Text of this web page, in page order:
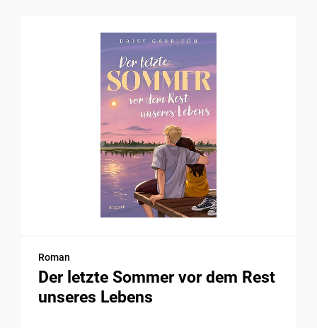
Roman
Der letzte Sommer vor dem Rest
unseres Lebens